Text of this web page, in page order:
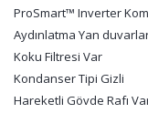
ProSmart™ Inverter
Aydınlatma Yan
Koku Filtresi Var
Kondanser Tipi Gizli
Hareketli Gövde Rafı